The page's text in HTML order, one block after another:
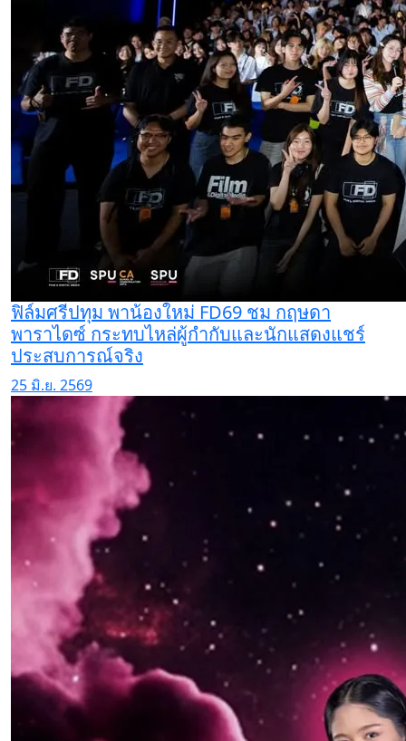
ฟิล์มศรีปทุม พาน้องใหม่ FD69 ชม กฤษดา
พาราไดซ์ กระทบไหล่ผู้กำกับและนักแสดงแชร์
ประสบการณ์จริง
25 มิ.ย. 2569